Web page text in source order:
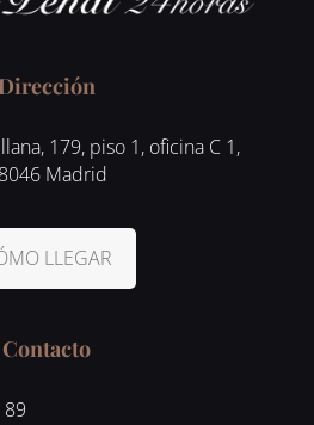
Dirección
179, piso 1, oficina C 1,
Madrid
LLEGAR
Contacto